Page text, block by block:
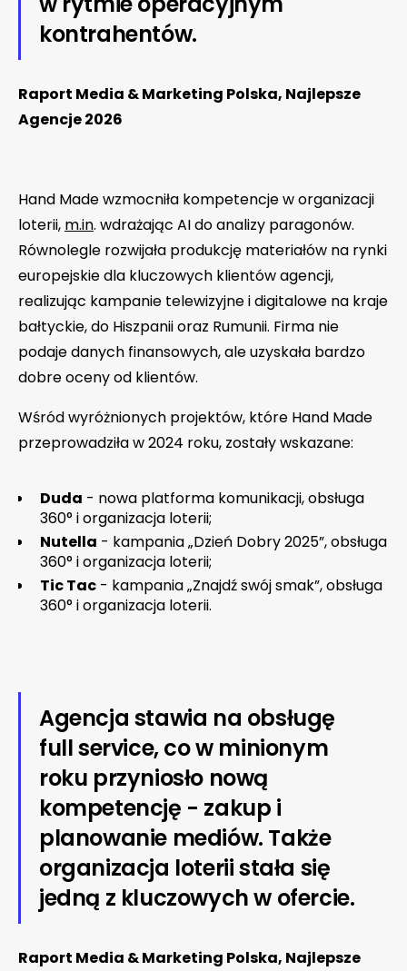
kontrahentów.
Raport Media & Marketing Polska, Najlepsze
Agencje 2026
Hand Made wzmocniła kompetencje w organizacji
loterii, m.in. wdrażając AI do analizy paragonów.
Równolegle rozwijała produkcję materiałów na rynki
europejskie dla kluczowych klientów agencji,
realizując kampanie telewizyjne i digitalowe na kraje
bałtyckie, do Hiszpanii oraz Rumunii. Firma nie
podaje danych finansowych, ale uzyskała bardzo
dobre oceny od klientów.
Wśród wyróżnionych projektów, które Hand Made
przeprowadziła w 2024 roku, zostały wskazane:
Duda - nowa platforma komunikacji, obsługa
360° i organizacja loterii;
Nutella - kampania „Dzień Dobry 2025”, obsługa
360° i organizacja loterii;
Tic Tac - kampania „Znajdź swój smak”, obsługa
360° i organizacja loterii.
Agencja stawia na obsługę
full service, co w minionym
roku przyniosło nową
kompetencję - zakup i
planowanie mediów. Także
organizacja loterii stała się
jedną z kluczowych w ofercie.
Raport Media & Marketing Polska, Najlepsze